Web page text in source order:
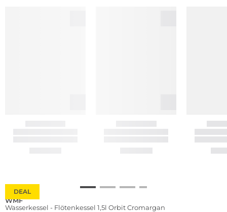
DEAL
WMF
Wasserkessel - Flötenkessel 1,5l Orbit Cromargan